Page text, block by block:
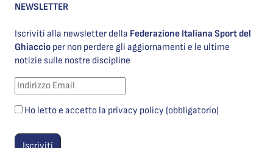
NEWSLETTER
Iscriviti alla newsletter della Federazione Italiana Sport del
Ghiaccio per non perdere gli aggiornamenti e le ultime
notizie sulle nostre discipline
Ho letto e accetto la privacy policy (obbligatorio)